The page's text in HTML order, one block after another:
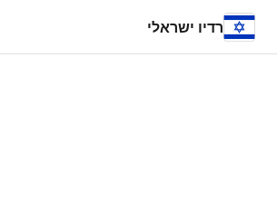
רדיו ישראלי